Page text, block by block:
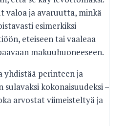
valoa ja avaruutta, minkä
esimerkiksi
eteiseen tai vaaleaa
makuuhuoneeseen.
yhdistää perinteen ja
sulavaksi kokonaisuudeksi –
arvostat viimeisteltyä ja